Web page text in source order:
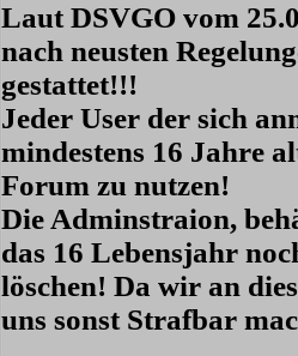
Laut DSVGO vom
nach neusten
gestattet!!!
Jeder User der sich
mindestens 16 Jahre
Forum zu nutzen!
Die Adminstraion,
das 16 Lebensjahr
löschen! Da wir an
uns sonst Strafbar